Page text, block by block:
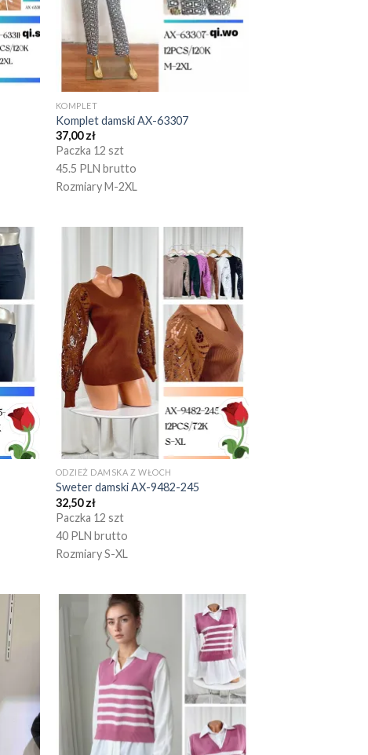
KOMPLET
Komplet damski AX-63307
37,00zł
Paczka 12 szt
45.5 PLN brutto
Rozmiary M-2XL
ODZIEŻ DAMSKA Z WŁOCH
Sweter damski AX-9482-245
32,50zł
Paczka 12 szt
40 PLN brutto
Rozmiary S-XL